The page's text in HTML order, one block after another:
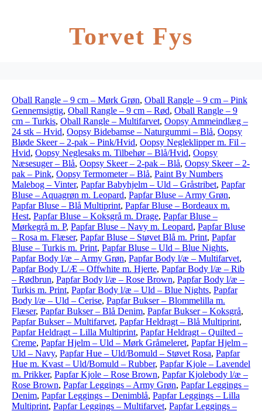
Torvet Fys
Oball Rangle – 9 cm – Mørk Grøn, Oball Rangle – 9 cm – Pink
Gennemsigtig, Oball Rangle – 9 cm – Rød, Oball Rangle – 9
cm – Turkis, Oball Rangle – Multifarvet, Oopsy Ammeindlæg –
24 stk – Hvid, Oopsy Bidebamse – Naturgummi – Blå, Oopsy
Bløde Skeer – 2-pak – Pink/Hvid, Oopsy Negleklipper m. Fil –
Hvid, Oopsy Neglesaks m. Tilbehør – Blå/Hvid, Oopsy
Næsesuger – Blå, Oopsy Skeer – 2-pak – Blå, Oopsy Skeer – 2-
pak – Pink, Oopsy Termometer – Blå, Paint By Numbers
Malebog – Vinter, Papfar Babyhjelm – Uld – Gråstribet, Papfar
Bluse – Aquagrøn m. Leopard, Papfar Bluse – Army Grøn,
Papfar Bluse – Blå Multiprint, Papfar Bluse – Bordeaux m.
Hest, Papfar Bluse – Koksgrå m. Drage, Papfar Bluse –
Mørkegrå m. P, Papfar Bluse – Navy m. Leopard, Papfar Bluse
– Rosa m. Flæser, Papfar Bluse – Støvet Blå m. Print, Papfar
Bluse – Turkis m. Print, Papfar Bluse – Uld – Blue Nights,
Papfar Body l/æ – Army Grøn, Papfar Body l/æ – Multifarvet,
Papfar Body L/Æ – Offwhite m. Hjerte, Papfar Body l/æ – Rib
– Rødbrun, Papfar Body l/æ – Rose Brown, Papfar Body l/æ –
Turkis m. Print, Papfar Body l/æ – Uld – Blue Nights, Papfar
Body l/æ – Uld – Cerise, Papfar Bukser – Blommelilla m.
Flæser, Papfar Bukser – Blå Denim, Papfar Bukser – Koksgrå,
Papfar Bukser – Multifarvet, Papfar Heldragt – Blå Multiprint,
Papfar Heldragt – Lilla Multiprint, Papfar Heldragt – Quilted –
Creme, Papfar Hjelm – Uld – Mørk Gråmeleret, Papfar Hjelm –
Uld – Navy, Papfar Hue – Uld/Bomuld – Støvet Rosa, Papfar
Hue m. Kvast – Uld/Bomuld – Rubber, Papfar Kjole – Lavendel
m. Prikker, Papfar Kjole – Rose Brown, Papfar Kjolebody l/æ –
Rose Brown, Papfar Leggings – Army Grøn, Papfar Leggings –
Denim, Papfar Leggings – Denimblå, Papfar Leggings – Lilla
Multiprint, Papfar Leggings – Multifarvet, Papfar Leggings –